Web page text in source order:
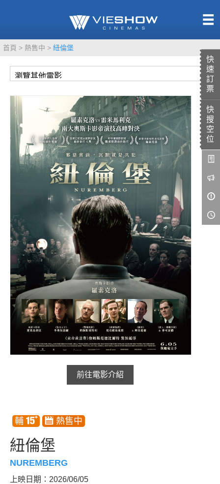
快
速
訂
票
快
搜
空
位
首頁 熱售中 紐倫堡
前往電影介紹
紐倫堡
NUREMBERG
上映日期：2026/06/05
TITAN SCREEN
MUCROWN
IMAX
4DX
VR 演唱會
GOLD CLASS
LIVE演唱會
影城餐飲
UNICORN
影城公告
影城活動
中獎名單
合作夥伴
商家介紹
加入iShow
會員Q&A